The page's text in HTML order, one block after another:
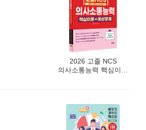
2026 고졸 NCS
의사소통능력 핵심이론